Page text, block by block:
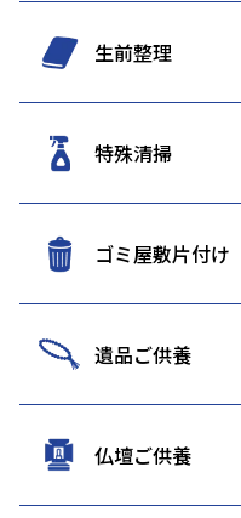
生前整理
特殊清掃
ゴミ屋敷片付け
遺品ご供養
仏壇ご供養